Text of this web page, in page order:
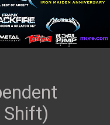
Shift)